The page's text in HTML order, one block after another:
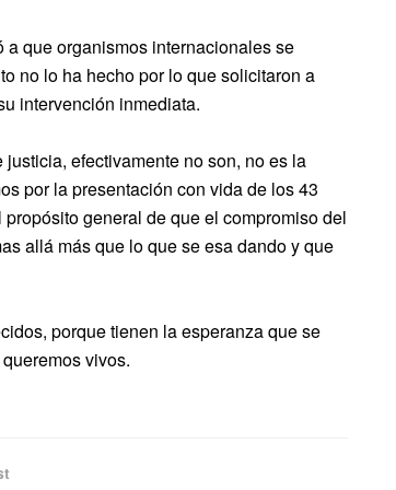
que organismos internacionales se
no lo ha hecho por lo que solicitaron a
intervención inmediata.
efectivamente no son, no es la
por la presentación con vida de los 43
general de que el compromiso del
allá más que lo que se esa dando y que
porque tienen la esperanza que se
vivos.